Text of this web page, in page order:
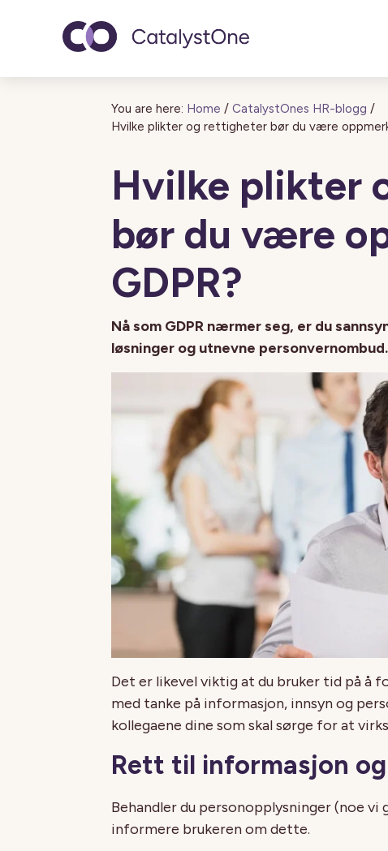
Toggle navigation
You are here: Home / CatalystOnes HR-blogg /
Hvilke plikter og rettigheter bør du være
Hvilke plikter
bør du være
GDPR?
Nå som GDPR nærmer seg, er du
løsninger og utnevne personvernombud.
Det er likevel viktig at du bruker tid på å
med tanke på informasjon, innsyn og
kollegaene dine som skal sørge for at
Rett til informasjon
Behandler du personopplysninger (noe
informere brukeren om dette.